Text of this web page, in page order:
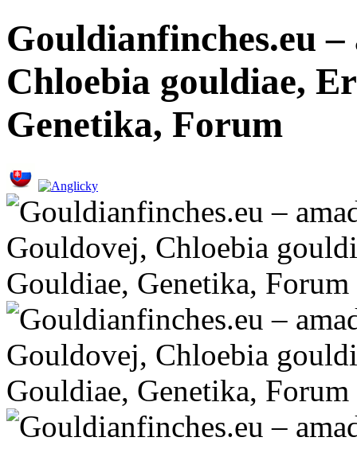
Gouldianfinches.eu
Chloebia gouldiae,
Genetika, Forum